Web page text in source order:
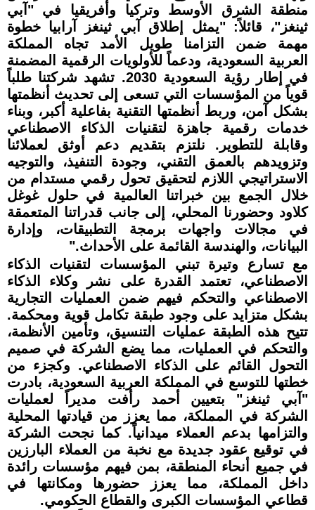
منطقة الشرق الأوسط وتركيا وأفريقيا في "آبي
ثينغز"، قائلاً: "يمثل إطلاق آبي ثينغز آرابيا خطوة
مهمة ضمن التزامنا طويل الأمد تجاه المملكة
العربية السعودية، ودعماً للأولويات الرقمية المضمنة
في إطار رؤية السعودية 2030. تشهد شركتنا طلباً
قوياً من المؤسسات التي تسعى إلى تحديث أنظمتها
بشكل آمن، وربط أنظمتها التقنية بفاعلية أكبر، وبناء
خدمات رقمية جاهزة لتقنيات الذكاء الاصطناعي
وقابلة للتطوير. نلتزم بتقديم دعم أوثق لعملائنا
وتزويدهم بالعمق التقني، وجودة التنفيذ، والتوجيه
الاستراتيجي اللازم لتحقيق تحول رقمي مستدام من
خلال الجمع بين خبراتنا العالمية في حلول غوغل
كلاود وحضورنا المحلي، إلى جانب قدراتنا المتعمقة
في مجالات واجهات برمجة التطبيقات، وإدارة
البيانات، والهندسة القائمة على الأحداث."
مع تسارع وتيرة تبني المؤسسات لتقنيات الذكاء
الاصطناعي، تعتمد القدرة على نشر وكلاء الذكاء
الاصطناعي والتحكم فيهم ضمن العمليات التجارية
بشكل متزايد على وجود طبقة تكامل قوية ومحكمة.
تتيح هذه الطبقة عمليات التنسيق، وتأمين الأنظمة،
والتحكم في العمليات، مما يضع الشركة في صميم
التحول القائم على الذكاء الاصطناعي. وكجزء من
خطتها للتوسع في المملكة العربية السعودية، بادرت
"آبي ثينغز" بتعيين أحمد رأفت مديراً لعمليات
الشركة في المملكة، مما يعزز من قيادتها المحلية
والتزامها بدعم العملاء ميدانياً. كما نجحت الشركة
في توقيع عقود جديدة مع نخبة من العملاء البارزين
في جميع أنحاء المنطقة، بمن فيهم مؤسسات رائدة
داخل المملكة، مما يعزز حضورها ومكانتها في
قطاعي المؤسسات الكبرى والقطاع الحكومي.